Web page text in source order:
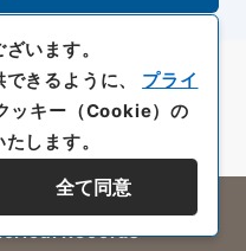
Records
います。
きるように、 プライ
ッキー（Cookie）の
します。
全て同意